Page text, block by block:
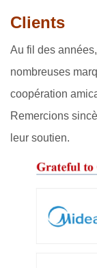
Clients
Au fil des
nombreuses
coopération
Remercions
leur soutien.